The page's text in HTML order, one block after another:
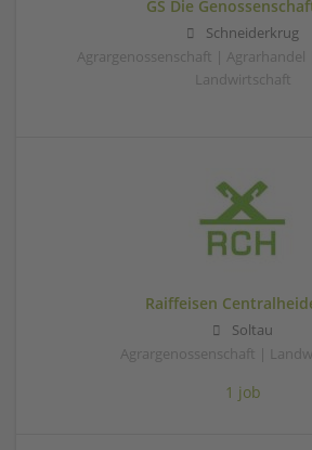
GS Die
Schneiderkrug
Agrargenossenschaft | Agrarhandel
Landwirtschaft
Raiffeisen
Soltau
Agrargenossenschaft |
1 job